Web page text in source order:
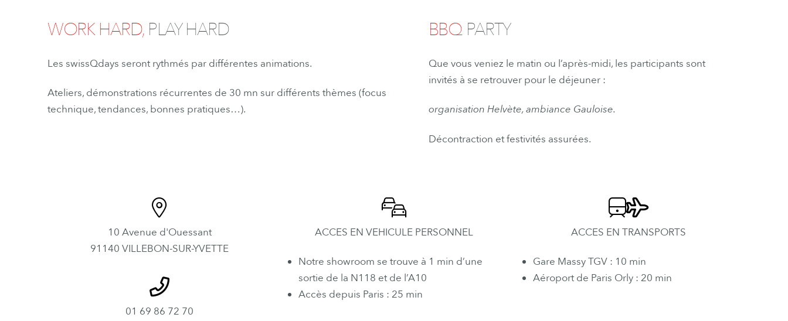
WORK HARD, PLAY HARD
Les swissQdays seront rythmés par différentes animations.
Ateliers, démonstrations récurrentes de 30 mn sur différents thèmes (focus
technique,tendances, bonnes pratiques…).
BBQ PARTY
Que vous veniez le matin ou l’après-midi, les participants sont
invités à se retrouver pour le déjeuner :
organisation Helvète, ambiance Gauloise.
Décontraction et festivités assurées.
10 Avenue d'Ouessant
91140 VILLEBON-SUR-YVETTE
01 69 86 72 70
ACCES EN VEHICULE PERSONNEL
Notre showroom se trouve à 1 min d’une
sortie de la N118 et de l’A10
Accès depuis Paris : 25 min
ACCES EN TRANSPORTS
Gare Massy TGV : 10 min
Aéroport de Paris Orly : 20 min